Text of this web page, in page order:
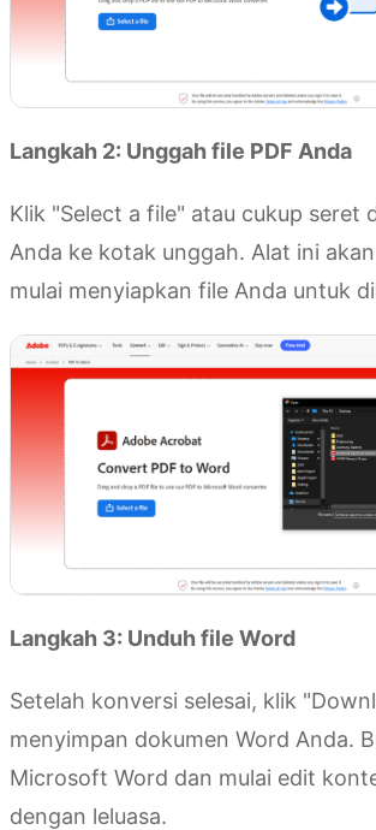
Langkah 2: Unggah file PDF Anda
Klik "Select a file" atau cukup seret
Anda ke kotak unggah. Alat ini
mulai menyiapkan file Anda untuk
Langkah 3: Unduh file Word
Setelah konversi selesai, klik
menyimpan dokumen Word Anda.
Microsoft Word dan mulai edit
dengan leluasa.